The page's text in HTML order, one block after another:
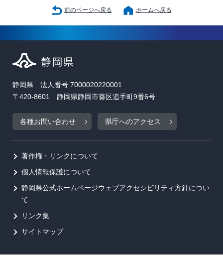
前のページへ戻る ホームへ戻る
静岡県 法人番号 7000020220001
〒420-8601 静岡県静岡市葵区追手町9番6号
各種お問い合わせ 県庁へのアクセス
著作権・リンクについて
個人情報保護について
静岡県公式ホームページウェブアクセシビリティ方針につい
て
リンク集
サイトマップ